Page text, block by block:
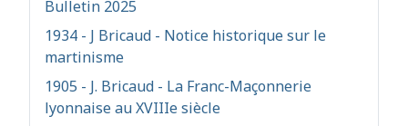
Bulletin 2025
1934 - J Bricaud - Notice historique sur le
martinisme
1905 - J. Bricaud - La Franc-Maçonnerie
lyonnaise au XVIIIe siècle